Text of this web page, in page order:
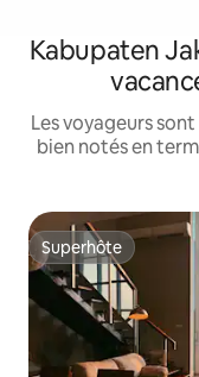
Kabupaten
Les voyageurs
bien notés en
Superhôte
Superhôte